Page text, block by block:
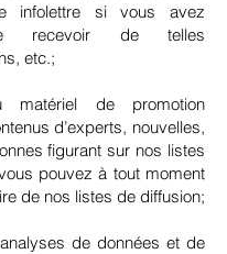
infolettre si vous avez
recevoir de telles
etc.;
matériel de promotion
d’experts, nouvelles,
figurant sur nos listes
pouvez à tout moment
de nos listes de diffusion;
de données et de